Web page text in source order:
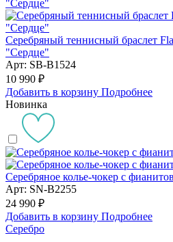
Серебряный теннисный браслет
"Сердце"
Арт: SB-B1524
10 990 ₽
Добавить в корзину Подробнее
Новинка
Серебряное колье-чокер с
Арт: SN-B2255
24 990 ₽
Добавить в корзину Подробнее
Серебро